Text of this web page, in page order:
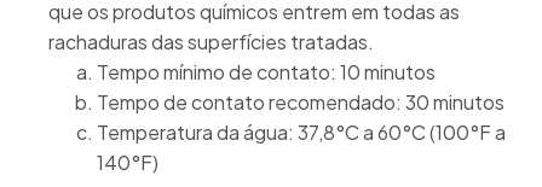
que os produtos químicos entrem em todas as
rachaduras das superfícies tratadas.
Tempo mínimo de contato: 10 minutos
Tempo de contato recomendado: 30 minutos
Temperatura da água: 37,8°C a 60°C (100°F a
140°F)